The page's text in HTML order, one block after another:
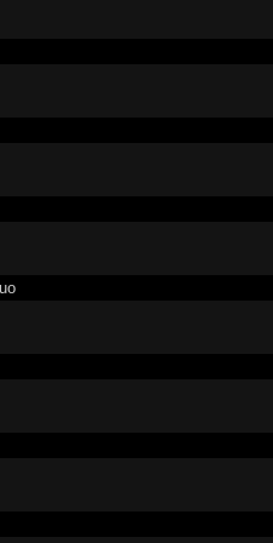
Le
Films, séries &
▶